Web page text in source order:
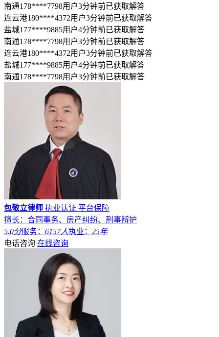
南通178****7798用户3分钟前已获取解答
连云港180****4372用户3分钟前已获取解答
盐城177****9885用户4分钟前已获取解答
南通178****7798用户3分钟前已获取解答
连云港180****4372用户3分钟前已获取解答
盐城177****9885用户4分钟前已获取解答
南通178****7798用户3分钟前已获取解答
包敬立律师 执业认证 平台保障
擅长：合同事务、房产纠纷、刑事辩护
5.0分服务： 6157人执业： 25年
电话咨询 在线咨询